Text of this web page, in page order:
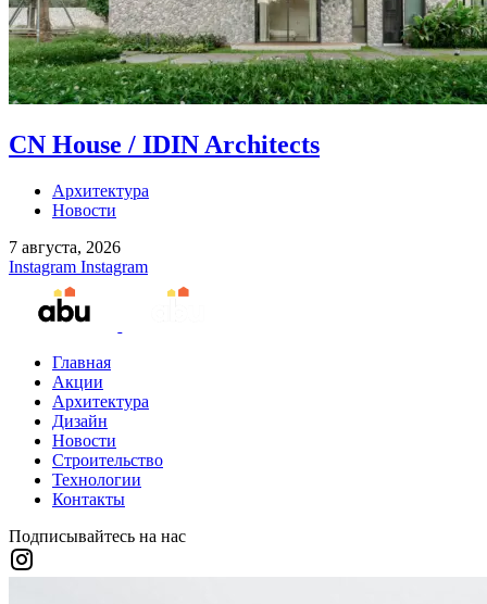
CN House / IDIN Architects
Архитектура
Новости
7 августа, 2026
Instagram Instagram
Главная
Акции
Архитектура
Дизайн
Новости
Строительство
Технологии
Контакты
Подписывайтесь на нас